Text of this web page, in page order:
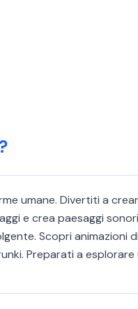
umane. Divertiti a
e crea paesaggi
Scopri animazioni
Preparati a esplorare